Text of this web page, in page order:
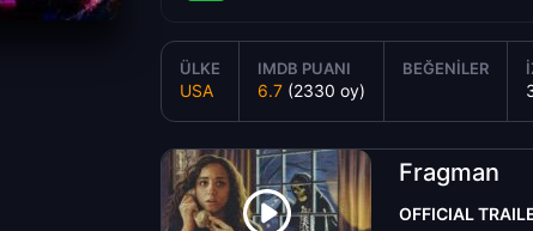
ÜLKE
USA
IMDB PUANI
6.7 (2330 oy)
BEĞENILER
Fragman
OFFICIAL